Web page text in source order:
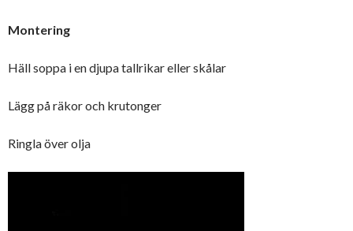
Montering
Häll soppa i en djupa tallrikar eller skålar
Lägg på räkor och krutonger
Ringla över olja